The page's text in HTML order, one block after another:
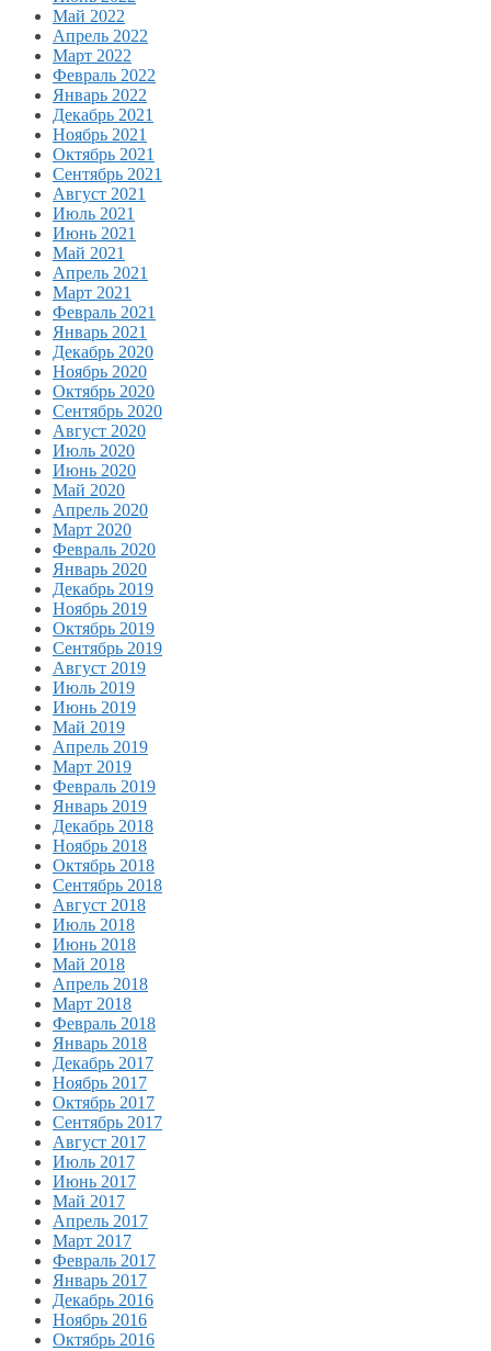
Май 2022
Апрель 2022
Март 2022
Февраль 2022
Январь 2022
Декабрь 2021
Ноябрь 2021
Октябрь 2021
Сентябрь 2021
Август 2021
Июль 2021
Июнь 2021
Май 2021
Апрель 2021
Март 2021
Февраль 2021
Январь 2021
Декабрь 2020
Ноябрь 2020
Октябрь 2020
Сентябрь 2020
Август 2020
Июль 2020
Июнь 2020
Май 2020
Апрель 2020
Март 2020
Февраль 2020
Январь 2020
Декабрь 2019
Ноябрь 2019
Октябрь 2019
Сентябрь 2019
Август 2019
Июль 2019
Июнь 2019
Май 2019
Апрель 2019
Март 2019
Февраль 2019
Январь 2019
Декабрь 2018
Ноябрь 2018
Октябрь 2018
Сентябрь 2018
Август 2018
Июль 2018
Июнь 2018
Май 2018
Апрель 2018
Март 2018
Февраль 2018
Январь 2018
Декабрь 2017
Ноябрь 2017
Октябрь 2017
Сентябрь 2017
Август 2017
Июль 2017
Июнь 2017
Май 2017
Апрель 2017
Март 2017
Февраль 2017
Январь 2017
Декабрь 2016
Ноябрь 2016
Октябрь 2016